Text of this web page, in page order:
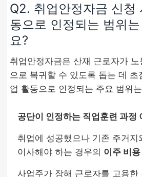
Q2. 취업안정자금 신청
동으로 인정되는 범위
요?
취업안정자금은 산재 근로자가
으로 복귀할 수 있도록 돕는 데 초
업 활동으로 인정되는 주요 범위
공단이 인정하는 직업훈련 과정
취업에 성공했으나 기존 주거지
이사해야 하는 경우의 이주 비용
사업주가 장해 근로자를 고용한